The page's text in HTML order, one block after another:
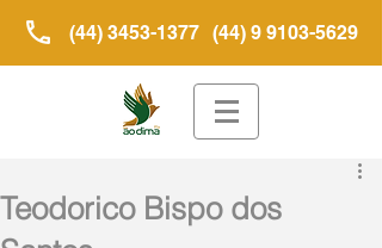
(44) 3453-1377 (44) 9 9103-5629
Teodorico Bispo dos